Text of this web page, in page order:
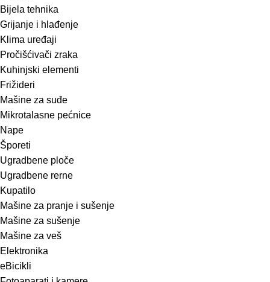
Bijela tehnika
Grijanje i hlađenje
Klima uređaji
Pročišćivači zraka
Kuhinjski elementi
Frižideri
Mašine za suđe
Mikrotalasne pećnice
Nape
Šporeti
Ugradbene ploče
Ugradbene rerne
Kupatilo
Mašine za pranje i sušenje
Mašine za sušenje
Mašine za veš
Elektronika
eBicikli